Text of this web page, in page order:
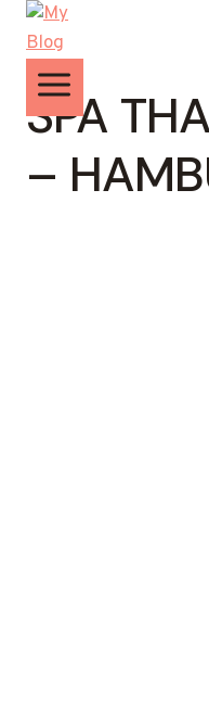
Zum
Inhalt
springen
SPA
–